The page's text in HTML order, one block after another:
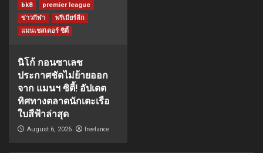
bk8
premier league
ข่าวกีฬา
พรีเมียร์ลีก
แมนเชสเตอร์ ซิตี้
นิโก้ กอนซาเลซ
ประกาศชัดไม่ย้ายออก
จาก แมนฯ ซิตี้! อัปเดต
ทิศทางตลาดนักเตะเรือ
ใบสีฟ้าล่าสุด
August 6, 2026 freelance